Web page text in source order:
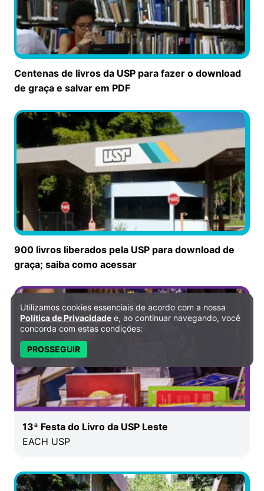
Centenas de livros da USP para fazer o download
de graça e salvar em PDF
900 livros liberados pela USP para download de
graça; saiba como acessar
13ª Festa do Livro da USP Leste
EACH USP
Política de Privacidade e Cookies
Utilizamos cookies essenciais de acordo com a nossa
Política de Privacidade e, ao continuar navegando, você
concorda com estas condições:
PROSSEGUIR